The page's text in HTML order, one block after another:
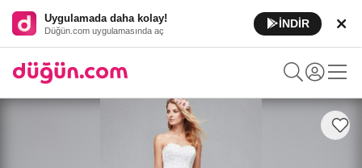
Uygulamada daha kolay!
Düğün.com uygulamasında aç
İNDİR